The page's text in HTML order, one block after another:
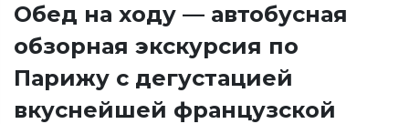
Обед на ходу — автобусная
обзорная экскурсия по
Парижу с дегустацией
вкуснейшей французской